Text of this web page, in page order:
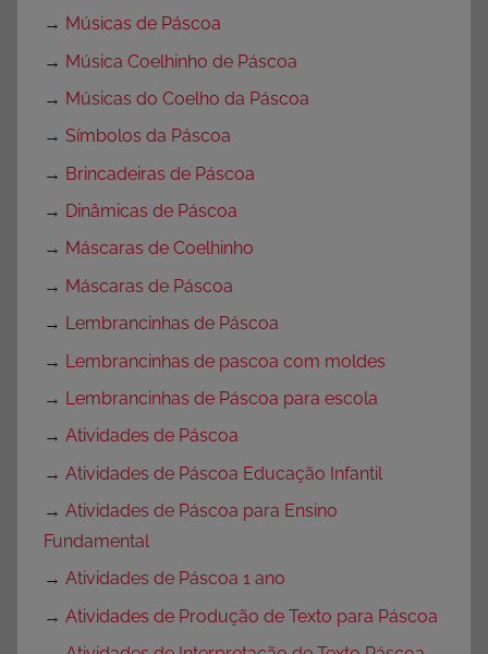
→ Músicas de Páscoa
→ Música Coelhinho de Páscoa
→ Músicas do Coelho da Páscoa
→ Símbolos da Páscoa
→ Brincadeiras de Páscoa
→ Dinâmicas de Páscoa
→ Máscaras de Coelhinho
→ Máscaras de Páscoa
→ Lembrancinhas de Páscoa
→ Lembrancinhas de pascoa com moldes
→ Lembrancinhas de Páscoa para escola
→ Atividades de Páscoa
→ Atividades de Páscoa Educação Infantil
→ Atividades de Páscoa para Ensino
Fundamental
→ Atividades de Páscoa 1 ano
→ Atividades de Produção de Texto para Páscoa